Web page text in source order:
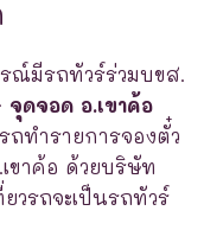
ณ์มีรถทัวร์ร่วมบขส.
ดจอด อ.เขาค้อ
ทำรายการจองตั๋ว
ขาค้อ ด้วยบริษัท
วรถจะเป็นรถทัวร์